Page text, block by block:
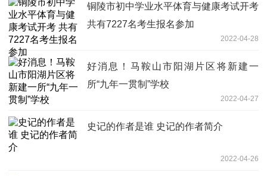
铜陵市初中学业水平体育与健康考试开考
共有7227名考生报名参加
2022-04-28
好消息！马鞍山市阳湖片区将新建一
所“九年一贯制”学校
2022-04-27
史记的作者是谁 史记的作者简介
2022-04-26